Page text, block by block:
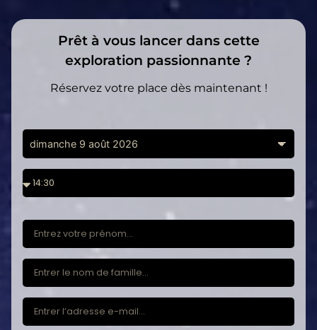
Prêt à vous lancer dans cette
exploration passionnante ?
Réservez votre place dès maintenant !